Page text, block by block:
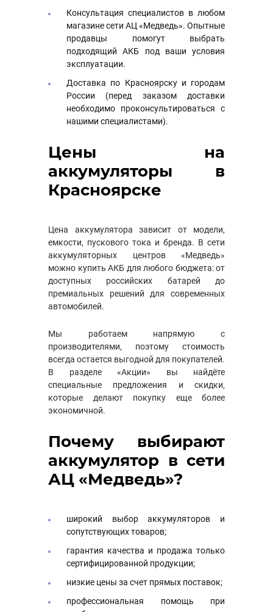
Консультация специалистов в любом
магазине сети АЦ «Медведь». Опытные
продавцы помогут выбрать
подходящий АКБ под ваши условия
эксплуатации.
Доставка по Красноярску и городам
России (перед заказом доставки
необходимо проконсультироваться с
нашими специалистами).
Цены на
аккумуляторы в
Красноярске
Цена аккумулятора зависит от модели,
емкости, пускового тока и бренда. В сети
аккумуляторных центров «Медведь»
можно купить АКБ для любого бюджета: от
доступных российских батарей до
премиальных решений для современных
автомобилей.
Мы работаем напрямую с
производителями, поэтому стоимость
всегда остается выгодной для покупателей.
В разделе «Акции» вы найдёте
специальные предложения и скидки,
которые делают покупку еще более
экономичной.
Почему выбирают
аккумулятор в сети
АЦ «Медведь»?
широкий выбор аккумуляторов и
сопутствующих товаров;
гарантия качества и продажа только
сертифицированной продукции;
низкие цены за счет прямых поставок;
профессиональная помощь при